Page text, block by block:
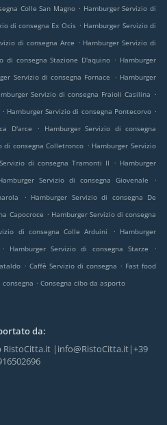
Colle San Magno . Hamburger Servizio di
di consegna Ex Ocis . Hamburger Servizio di
di consegna Arce . Hamburger Servizio di
di consegna Stazione D'aquino . Hamburger
Servizio di consegna Fornace . Hamburger
Servizio di consegna Fraioli Casilina .
. Hamburger Servizio di consegna Pontecorvo .
D'arce
.
Hamburger Servizio di consegna
di consegna Colletronco . Hamburger Servizio
di consegna Tramonti II . Hamburger
Servizio di consegna Giovenale
.
. Hamburger Servizio di consegna De
Capocroce . Hamburger Servizio di consegna
di consegna Colle Arduini . Hamburger
. Hamburger Servizio di consegna Starze
.
. Caffè Servizio di consegna . Fast food
. Consegna cibo da asporto
da:
|info@RistoCitta.it|+39